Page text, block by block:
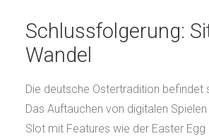
Schlussfolgerung:
Wandel
Die deutsche Ostertradition befindet
Das Auftauchen von digitalen
Slot mit Features wie der Easter Egg